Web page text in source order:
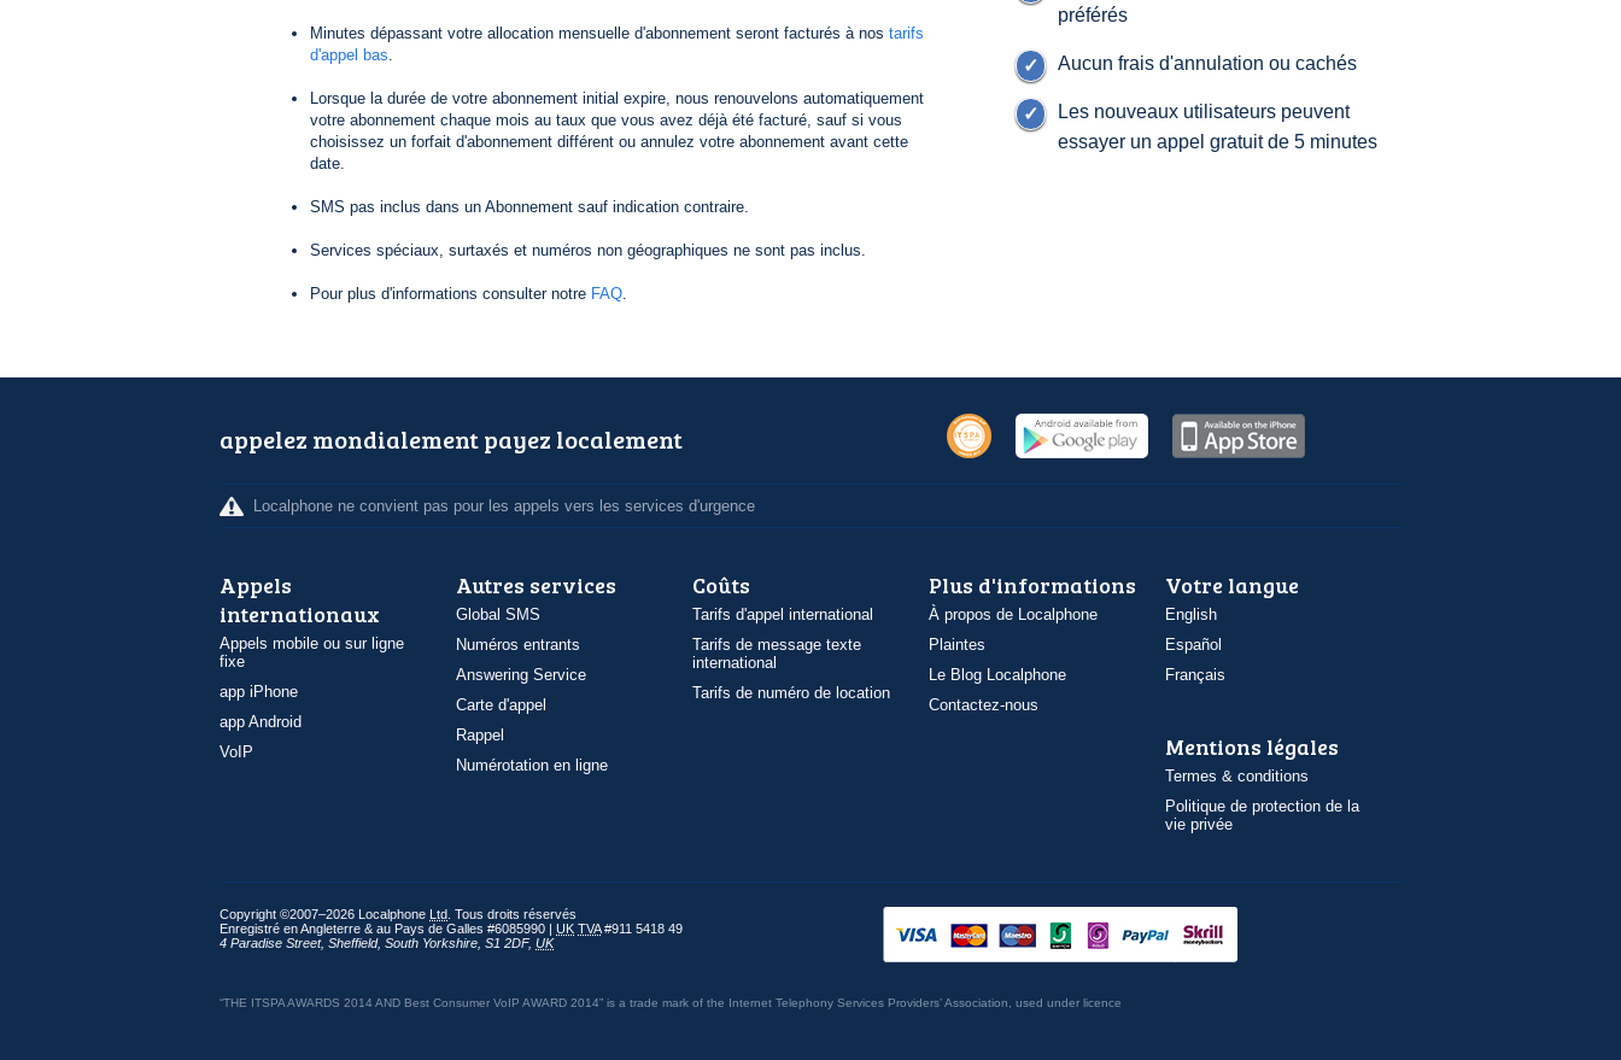
Minutes dépassant votre allocation mensuelle d'abonnement seront facturés à nos tarifs
d'appel bas.
Lorsque la durée de votre abonnement initial expire, nous renouvelons automatiquement
votre abonnement chaque mois au taux que vous avez déjà été facturé, sauf si vous
choisissez un forfait d'abonnement différent ou annulez votre abonnement avant cette
date.
SMS pas inclus dans un Abonnement sauf indication contraire.
Services spéciaux, surtaxés et numéros non géographiques ne sont pas inclus.
Pour plus d'informations consulter notre FAQ.
préférés
Aucun frais d'annulation ou cachés
Les nouveaux utilisateurs peuvent
essayer un appel gratuit de 5 minutes
appelez mondialement payez localement
Localphone ne convient pas pour les appels vers les services d'urgence
Appels
internationaux
Appels mobile ou sur ligne
fixe
app iPhone
app Android
VoIP
Autres services
Global SMS
Numéros entrants
Answering Service
Carte d'appel
Rappel
Numérotation en ligne
Coûts
Tarifs d'appel international
Tarifs de message texte
international
Tarifs de numéro de location
Plus d'informations
À propos de Localphone
Plaintes
Le Blog Localphone
Contactez-nous
Votre langue
English
Español
Français
Mentions légales
Termes & conditions
Politique de protection de la
vie privée
Copyright ©2007–2026 Localphone Ltd . Tous droits réservés
Enregistré en Angleterre & au Pays de Galles #6085990 | UK TVA#911 5418 49
4 Paradise Street, Sheffield, South Yorkshire S1 2DF, UK
“THE ITSPA AWARDS 2014 AND Best Consumer VoIP AWARD 2014” is a trade mark of the Internet Telephony Services Providers’ Association, used under licence